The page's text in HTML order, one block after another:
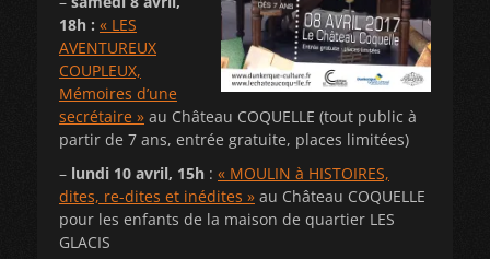
18h : « LES
AVENTUREUX
COUPLEUX,
Mémoires d’une
secrétaire » au Château COQUELLE (tout public à
partir de 7 ans, entrée gratuite, places limitées)
– lundi 10 avril, 15h : « MOULIN à HISTOIRES,
dites, re-dites et inédites » au Château COQUELLE
pour les enfants de la maison de quartier LES
GLACIS